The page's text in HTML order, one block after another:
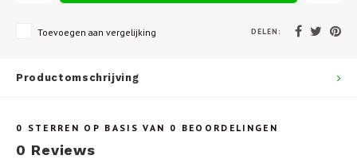
Toevoegen aan vergelijking DELEN:
Productomschrijving
0 STERREN OP BASIS VAN 0 BEOORDELINGEN
0 Reviews